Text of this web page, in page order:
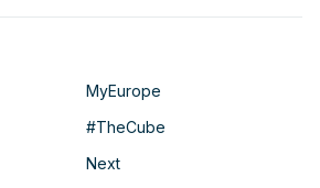
MyEurope
#TheCube
Next